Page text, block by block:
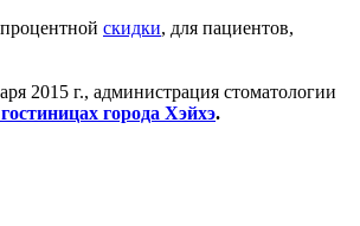
скидки, для пациентов,
2015 г., администрация стоматологии
города Хэйхэ.